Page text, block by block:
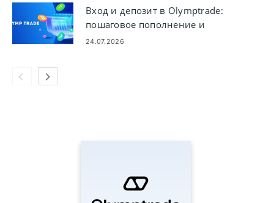
Вход и депозит в Olymptrade:
пошаговое пополнение и
лимиты
24.07.2026